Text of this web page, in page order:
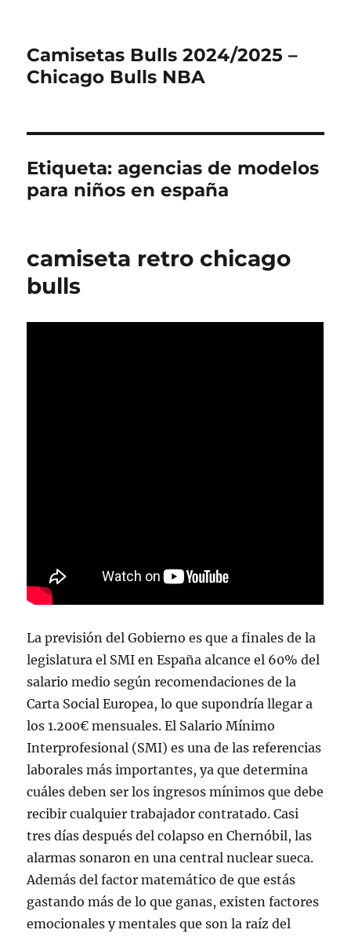
Camisetas Bulls 2024/2025 –
Chicago Bulls NBA
Etiqueta:agencias de modelos
para niños en españa
camiseta retro chicago
bulls
La previsión del Gobierno es que a finales de la
legislatura el SMI en España alcance el 60% del
salario medio según recomendaciones de la
Carta Social Europea, lo que supondría llegar a
los 1.200€ mensuales. El Salario Mínimo
Interprofesional (SMI) es una de las referencias
laborales más importantes, ya que determina
cuáles deben ser los ingresos mínimos que debe
recibir cualquier trabajador contratado. Casi
tres días después del colapso en Chernóbil, las
alarmas sonaron en una central nuclear sueca.
Además del factor matemático de que estás
gastando más de lo que ganas, existen factores
emocionales y mentales que son la raíz del